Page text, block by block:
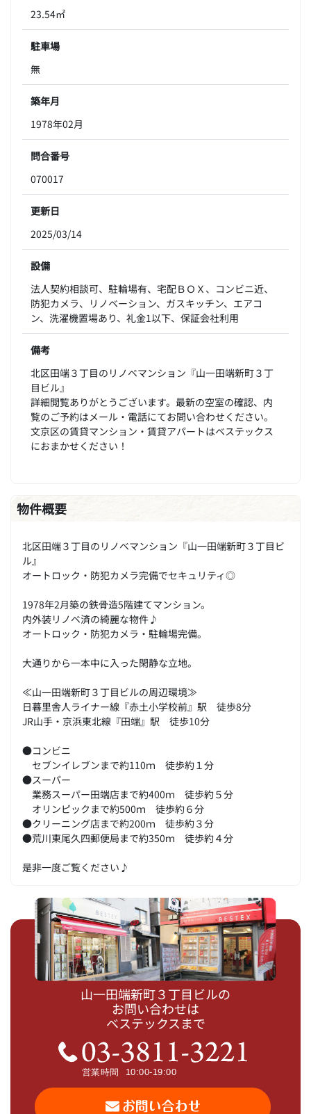
23.54㎡
駐車場
無
築年月
1978年02月
問合番号
070017
更新日
2025/03/14
設備
法人契約相談可、駐輪場有、宅配ＢＯＸ、コンビニ近、
防犯カメラ、リノベーション、ガスキッチン、エアコ
ン、洗濯機置場あり、礼金1以下、保証会社利用
備考
北区田端３丁目のリノベマンション『山一田端新町３丁
目ビル』
詳細閲覧ありがとうございます。最新の空室の確認、内
覧のご予約はメール・電話にてお問い合わせください。
文京区の賃貸マンション・賃貸アパートはベステックス
におまかせください！
物件概要
北区田端３丁目のリノベマンション『山一田端新町３丁目ビ
ル』
オートロック・防犯カメラ完備でセキュリティ◎
1978年2月築の鉄骨造5階建てマンション。
内外装リノベ済の綺麗な物件♪
オートロック・防犯カメラ・駐輪場完備。
大通りから一本中に入った閑静な立地。
≪山一田端新町３丁目ビルの周辺環境≫
日暮里舎人ライナー線『赤土小学校前』駅 徒歩8分
JR山手・京浜東北線『田端』駅 徒歩10分
●コンビニ
セブンイレブンまで約110ｍ 徒歩約１分
●スーパー
業務スーパー田端店まで約400ｍ 徒歩約５分
オリンピックまで約500ｍ 徒歩約６分
●クリーニング店まで約200ｍ 徒歩約３分
●荒川東尾久四郵便局まで約350ｍ 徒歩約４分
是非一度ご覧ください♪
山一田端新町３丁目ビルの
お問い合わせは
ベステックスまで